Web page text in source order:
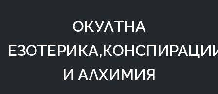
ОКУЛТНА
И АЛХИМИЯ